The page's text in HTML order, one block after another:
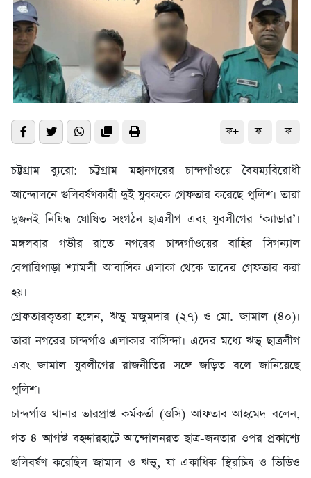
ফ+ ফ- ফ
চট্টগ্রাম ব্যুরো: চট্টগ্রাম মহানগরের চান্দগাঁওয়ে বৈষম্যবিরোধী
আন্দোলনে গুলিবর্ষণকারী দুই যুবককে গ্রেফতার করেছে পুলিশ। তারা
দুজনই নিষিদ্ধ ঘোষিত সংগঠন ছাত্রলীগ এবং যুবলীগের ‘ক্যাডার’।
মঙ্গলবার গভীর রাতে নগরের চান্দগাঁওয়ের বাহির সিগন্যাল
বেপারিপাড়া শ্যামলী আবাসিক এলাকা থেকে তাদের গ্রেফতার করা
হয়।
গ্রেফতারকৃতরা হলেন, ঋভু মজুমদার (২৭) ও মো. জামাল (৪০)।
তারা নগরের চান্দগাঁও এলাকার বাসিন্দা। এদের মধ্যে ঋভু ছাত্রলীগ
এবং জামাল যুবলীগের রাজনীতির সঙ্গে জড়িত বলে জানিয়েছে
পুলিশ।
চান্দগাঁও থানার ভারপ্রাপ্ত কর্মকর্তা (ওসি) আফতাব আহমেদ বলেন,
গত ৪ আগস্ট বহদ্দারহাটে আন্দোলনরত ছাত্র-জনতার ওপর প্রকাশ্যে
গুলিবর্ষণ করেছিল জামাল ও ঋভু, যা একাধিক স্থিরচিত্র ও ভিডিও